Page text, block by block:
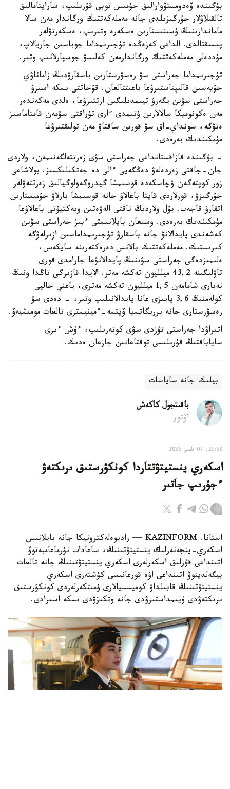
بۇگىندە ۆەدومستۆوارالىق جۇمىس توبى قۇرىلىپ، ساراپتامالىق
تالقىلاۋلار جۇرگىزىلدى جانە مەملەكەتتىك ورگاندار مەن سالا
ماماندارىنىڭ ۇسىنىستارىن ەسكەرە وتىرىپ، ەسكەرتۋلەر
پىسىقتالدى. الداعى كەزەڭدە تۇجىرىمداما جوباسىن جاريالاپ،
مۇددەلى مەملەكەتتىك ورگاندارمەن كەلىسۋ جوسپارلانىپ وتىر.
تۇجىرىمداما جەراستى سۋ رەسۋرستارىن باسقارۋدىڭ زاماناۋي
جۇيەسىن قالىپتاستىرۋعا باعىتتالعان. قۇجاتتى ىسكە اسىرۋ
جەراستى سۋىن يگەرۋ تيىمدىلىگىن ارتتىرۋعا، ەلدى مەكەندەر
مەن ەكونوميكا سالالارىن ۇتىمدى ءارى تۇراقتى سۋمەن قامتاماسىز
ەتۋگە، سونداي-اق سۋ قورىن ساقتاۋ مەن تولىقتىرۋعا
مۇمكىندىك بەرەدى.
- بۇگىندە قازاقستانداعى جەراستى سۋى زەرتتەلگەنىمەن، ولاردى
جان-جاقتى زەردەلەۋ دەڭگەيى ءالى دە جەتكىلىكسىز. بولاشاعى
زور كوپتەگەن ۋچاسكەدە قوسىمشا گيدروگەولوگيالىق زەرتتەۋلەر
جۇرگىزۋ، قورلاردى قايتا باعالاۋ جانە قوسىمشا بارلاۋ جۇمىستارىن
اتقارۋ قاجەت. بۇل ولاردىڭ ناقتى الەۋەتىن وبەكتيۆتى باعالاۋعا
مۇمكىندىك بەرەدى. وسىعان بايلانىستى ءبىز جەراستى سۋىن
كەشەندى پايدالانۋ جانە باسقارۋ تۇجىرىمداماسىن ازىرلەۋگە
كىرىستىك. مەملەكەتتىك بالانس دەرەكتەرىنە سايكەس،
ەلىمىزدەگى جەراستى سۋىنىڭ پايدالانۋعا جارامدى قورى
تاۋلىگىنە 43,2 ميلليون تەكشە مەتر. الايدا قازىرگى تاڭدا ونىڭ
نەبارى شامامەن 1,5 ميلليون تەكشە مەترى، ياعني جالپى
كولەمنىڭ 3,6 پايىزى عانا پايدالانىلىپ وتىر، - دەدى سۋ
رەسۋرستارى جانە يرريگاتسيا ۆيتسە-ءمينيسترى تالعات مومىشيەۆ.
اتىراۋدا جەراستى تۇزدى سۋى كوتەرىلىپ، ءۇش ءىرى
ساياباقتىڭ قۇرىلىسى توقتاعانىن جازعان ەدىك.
بيلىك جانە ساياسات
باقىتجول كاكەش
اۆتور
21:58, 07 تامىز 2026
اسكەري ينستيتۋتتاردا كونكۋرستىق ىرىكتەۋ
ءجۇرىپ جاتىر
استانا. KAZINFORM — راديوەلەكترونيكا جانە بايلانىس
اسكەري-ينجەنەرلىك ينستيتۋتىنىڭ، ساعادات نۇرماعامبەتوۆ
اتىنداعى قۇرلىق اسكەرلەرى اسكەري ينستيتۋتىنىڭ جانە تالعات
بيگەلدينوۆ اتىنداعى اۋە قورعانىسى كۇشتەرى اسكەري
ينستيتۋتىنىڭ قابىلداۋ كوميسسيالارى ۇمىتكەرلەردى كونكۋرستىق
ىرىكتەۋدى ۇيىمداستىرۋدى جانە وتكىزۋدى ىسكە اسىرادى.